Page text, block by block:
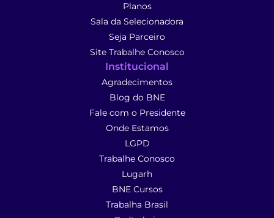
Planos
Sala da Selecionadora
Seja Parceiro
Site Trabalhe Conosco
Institucional
Agradecimentos
Blog do BNE
Fale com o Presidente
Onde Estamos
LGPD
Trabalhe Conosco
Lugarh
BNE Cursos
Trabalha Brasil